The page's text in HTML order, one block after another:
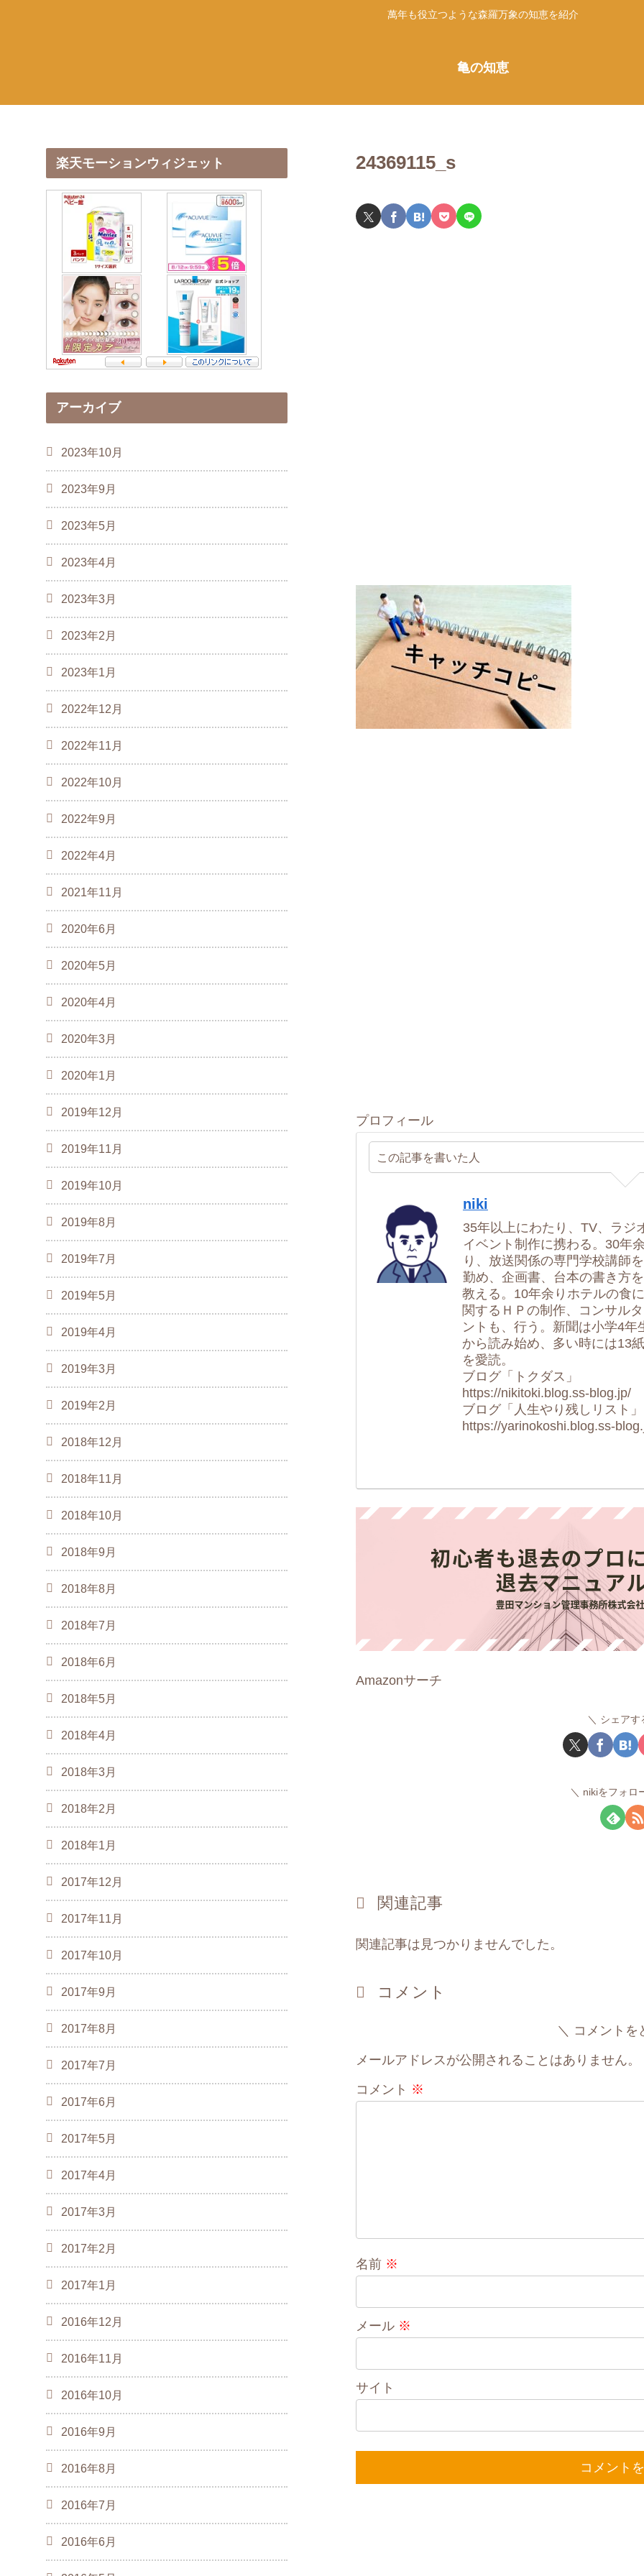
萬年も役立つような森羅万象の知恵を紹介
亀の知恵
24369115_s
プロフィール
この記事を書いた人
niki
35年以上にわたり、TV、ラジ
イベント制作に携わる。30年
り、放送関係の専門学校講師を
勤め、企画書、台本の書き方を
教える。10年余りホテルの食に
関するＨＰの制作、コンサルタ
ントも、行う。新聞は小学4年
から読み始め、多い時には13紙
を愛読。
ブログ「トクダス」
https://nikitoki.blog.ss-blog.jp/
ブログ「人生やり残しリスト」
https://yarinokoshi.blog.ss-
Amazonサーチ
シェアす
nikiをフォロ
関連記事
関連記事は見つかりませんでした。
コメント
コメント
メールアドレスが公開されることはありません。
コメント ※
名前 ※
メール ※
サイト
楽天モーションウィジェット
アーカイブ
2023年10月
2023年9月
2023年5月
2023年4月
2023年3月
2023年2月
2023年1月
2022年12月
2022年11月
2022年10月
2022年9月
2022年4月
2021年11月
2020年6月
2020年5月
2020年4月
2020年3月
2020年1月
2019年12月
2019年11月
2019年10月
2019年8月
2019年7月
2019年5月
2019年4月
2019年3月
2019年2月
2018年12月
2018年11月
2018年10月
2018年9月
2018年8月
2018年7月
2018年6月
2018年5月
2018年4月
2018年3月
2018年2月
2018年1月
2017年12月
2017年11月
2017年10月
2017年9月
2017年8月
2017年7月
2017年6月
2017年5月
2017年4月
2017年3月
2017年2月
2017年1月
2016年12月
2016年11月
2016年10月
2016年9月
2016年8月
2016年7月
2016年6月